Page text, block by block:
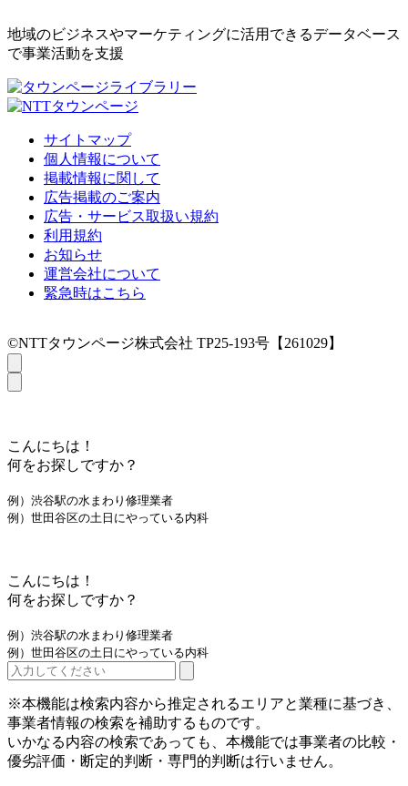
地域のビジネスやマーケティングに活用できるデータベース
で事業活動を支援
サイトマップ
個人情報について
掲載情報に関して
広告掲載のご案内
広告・サービス取扱い規約
利用規約
お知らせ
運営会社について
緊急時はこちら
©NTTタウンページ株式会社 TP25-193号【261029】
こんにちは！
何をお探しですか？
例）渋谷駅の水まわり修理業者
例）世田谷区の土日にやっている内科
こんにちは！
何をお探しですか？
例）渋谷駅の水まわり修理業者
例）世田谷区の土日にやっている内科
※本機能は検索内容から推定されるエリアと業種に基づき、
事業者情報の検索を補助するものです。
いかなる内容の検索であっても、本機能では事業者の比較・
優劣評価・断定的判断・専門的判断は行いません。